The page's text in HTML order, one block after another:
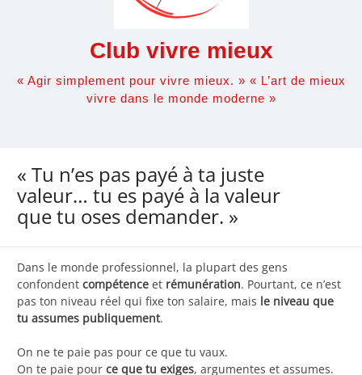
Club vivre mieux
« Agir simplement pour vivre mieux. » « L’art de mieux
vivre dans le monde moderne »
« Tu n’es pas payé à ta juste
valeur… tu es payé à la valeur
que tu oses demander. »
Dans le monde professionnel, la plupart des gens
confondent compétence et rémunération. Pourtant, ce n’est
pas ton niveau réel qui fixe ton salaire, mais le niveau que
tu assumes publiquement.
On ne te paie pas pour ce que tu vaux.
On te paie pour ce que tu exiges, argumentes et assumes.